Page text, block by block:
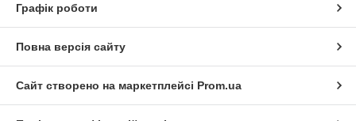
Графік роботи
Повна версія сайту
Сайт створено на маркетплейсі Prom.ua